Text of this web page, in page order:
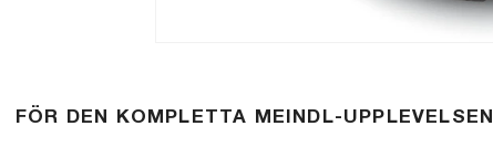
FÖR DEN KOMPLETTA MEINDL-UPPLEVELSEN